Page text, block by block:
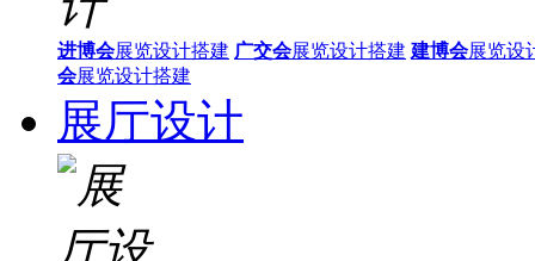
进博会展览设计搭建 广交会展览设计搭建 建博会展览设
会展览设计搭建
展厅设计